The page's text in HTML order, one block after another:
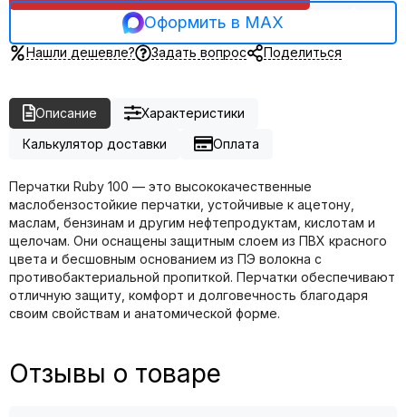
Оформить в MAX
Нашли дешевле? Задать вопрос Поделиться
Описание
Характеристики
Калькулятор доставки
Оплата
Перчатки Ruby 100 — это высококачественные
маслобензостойкие перчатки, устойчивые к ацетону,
маслам, бензинам и другим нефтепродуктам, кислотам и
щелочам. Они оснащены защитным слоем из ПВХ красного
цвета и бесшовным основанием из ПЭ волокна с
противобактериальной пропиткой. Перчатки обеспечивают
отличную защиту, комфорт и долговечность благодаря
своим свойствам и анатомической форме.
Отзывы о товаре